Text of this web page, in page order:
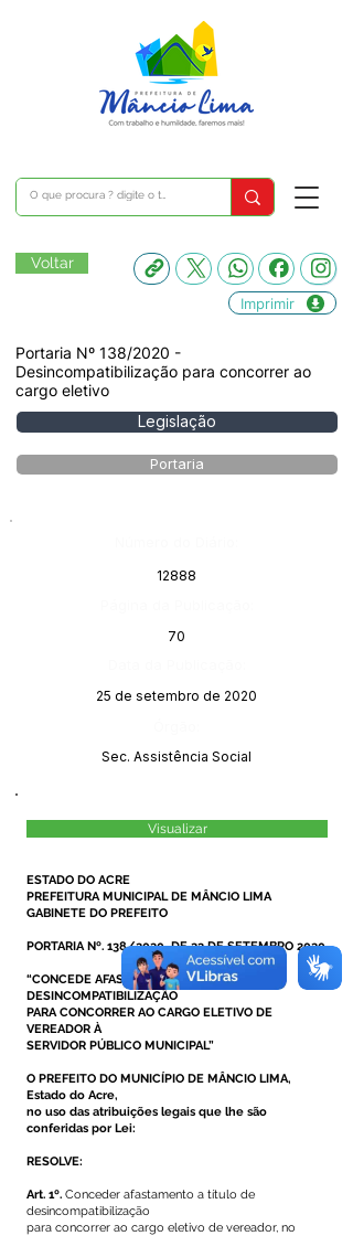
Voltar
Imprimir
Portaria Nº 138/2020 -
Desincompatibilização para concorrer ao
cargo eletivo
Legislação
Portaria
12888
70
25 de setembro de 2020
Sec. Assistência Social
Visualizar
ESTADO DO ACRE
PREFEITURA MUNICIPAL DE MÂNCIO LIMA
GABINETE DO PREFEITO
PORTARIA Nº. 138/2020, DE 23 DE SETEMBRO 2020.
“CONCEDE AFASTAMENTO A TÍTULO DE
DESINCOMPATIBILIZAÇÃO
PARA CONCORRER AO CARGO ELETIVO DE
VEREADOR À
SERVIDOR PÚBLICO MUNICIPAL”
O PREFEITO DO MUNICÍPIO DE MÂNCIO LIMA,
Estado do Acre,
no uso das atribuições legais que lhe são
conferidas por Lei:
RESOLVE:
Art. 1º. Conceder afastamento a título de
desincompatibilização
para concorrer ao cargo eletivo de vereador, no